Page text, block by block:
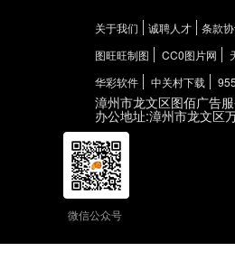
关于我们 诚聘人才 条款
图旺旺制图
CC0图片网
华彩软件
中关村下载
漳州市龙文区图佰广告
办公地址:漳州市龙文区
微信公众号